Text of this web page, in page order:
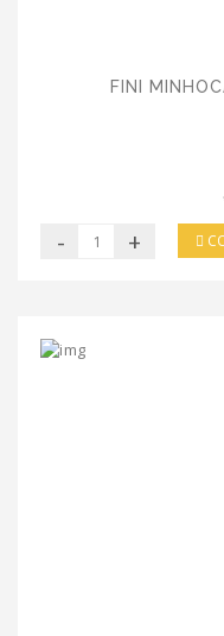
FINI
- +